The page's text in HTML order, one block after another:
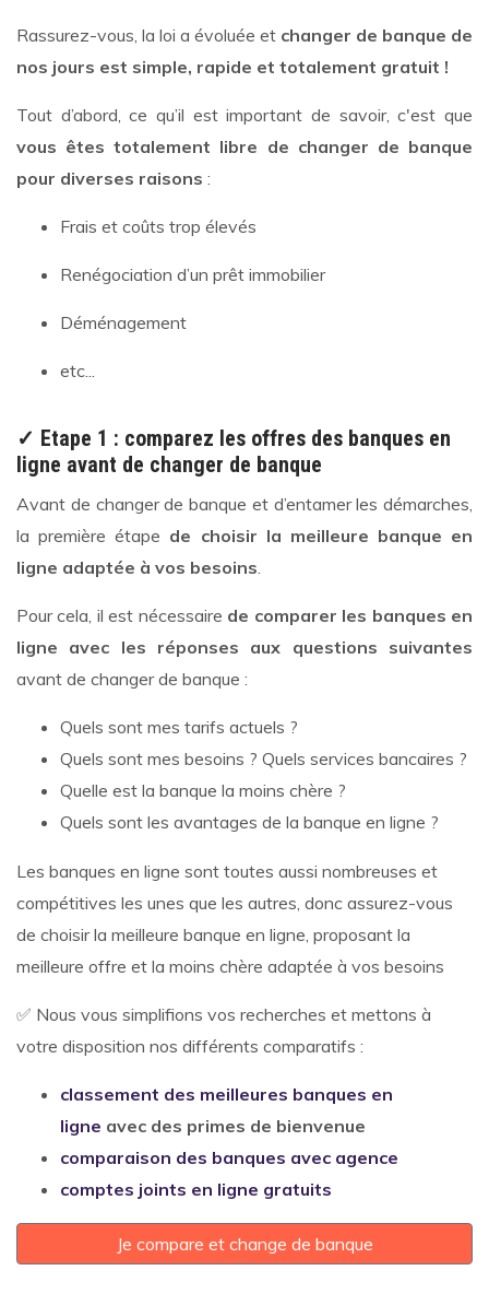
Rassurez-vous, la loi a évoluée et changer de banque de
nos jours est simple, rapide et totalement gratuit !
Tout d’abord, ce qu’il est important de savoir, c'est que
vous êtes totalement libre de changer de banque
pour diverses raisons :
Frais et coûts trop élevés
Renégociation d’un prêt immobilier
Déménagement
etc...
✓ Etape 1 : comparez les offres des banques en
ligne avant de changer de banque
Avant de changer de banque et d’entamer les démarches,
la première étape de choisir la meilleure banque en
ligne adaptée à vos besoins.
Pour cela, il est nécessaire de comparer les banques en
ligne avec les réponses aux questions suivantes
avant de changer de banque :
Quels sont mes tarifs actuels ?
Quels sont mes besoins ? Quels services bancaires ?
Quelle est la banque la moins chère ?
Quels sont les avantages de la banque en ligne ?
Les banques en ligne sont toutes aussi nombreuses et
compétitives les unes que les autres, donc assurez-vous
de choisir la meilleure banque en ligne, proposant la
meilleure offre et la moins chère adaptée à vos besoins
✅ Nous vous simplifions vos recherches et mettons à
votre disposition nos différents comparatifs :
classement des meilleures banques en
ligne avec des primes de bienvenue
comparaison des banques avec agence
comptes joints en ligne gratuits
Je compare et change de banque